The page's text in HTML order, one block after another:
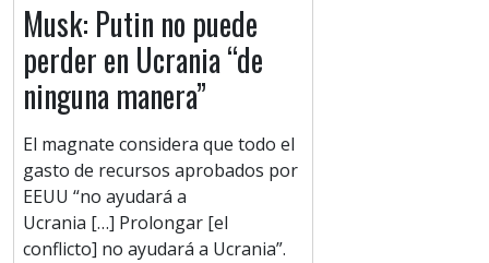
Musk: Putin no puede
perder en Ucrania “de
ninguna manera”
El magnate considera que todo el
gasto de recursos aprobados por
EEUU “no ayudará a
Ucrania […] Prolongar [el
conflicto] no ayudará a Ucrania”.